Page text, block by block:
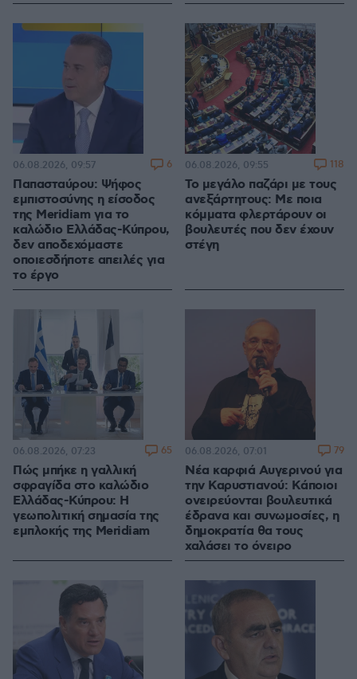
Παπασταύρου: Ψήφος
εμπιστοσύνης η είσοδος
της Meridiam για το
καλώδιο Ελλάδας-Κύπρου,
δεν αποδεχόμαστε
οποιεσδήποτε απειλές για
το έργο
06.08.2026, 09:57 6
Το μεγάλο παζάρι με τους
ανεξάρτητους: Με ποια
κόμματα φλερτάρουν οι
βουλευτές που δεν έχουν
στέγη
06.08.2026, 09:55 118
Πώς μπήκε η γαλλική
σφραγίδα στο καλώδιο
Ελλάδας-Κύπρου: Η
γεωπολιτική σημασία της
εμπλοκής της Meridiam
06.08.2026, 07:23 65
Νέα καρφιά Αυγερινού για
την Καρυστιανού: Kάποιοι
ονειρεύονται βουλευτικά
έδρανα και συνωμοσίες, η
δημοκρατία θα τους
χαλάσει το όνειρο
06.08.2026, 07:01 79